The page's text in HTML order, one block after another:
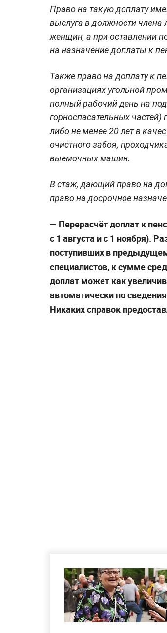
Право на такую доплату
выслуга в должности члена
женщин, а при оставлении
на назначение доплаты к
Также право на доплату к
организациях угольной
полный рабочий день на
горноспасательных частей)
либо не менее 20 лет в
очистного забоя,
выемочных машин.
В стаж, дающий право на
право на досрочное
— Перерасчёт доплат к
с 1 августа и с 1 ноября).
поступивших в
специалистов, к сумме
доплат может как
автоматически по
Никаких справок